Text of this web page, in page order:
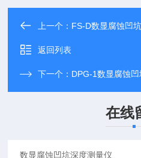
上一个： FS-D数显腐蚀凹
返回列表
下一个： DPG-1数显腐蚀
在线